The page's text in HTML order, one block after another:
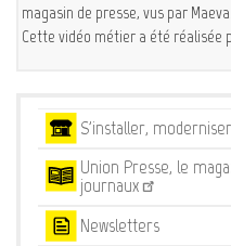
magasin de presse, vus par Maeva.
Cette vidéo métier a été réalisée
Services
S'installer,
Union Presse, le
journaux
Newsletters